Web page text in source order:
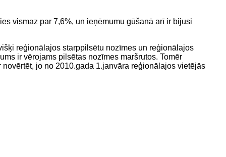
vismaz par 7,6%, un ieņēmumu gūšanā arī ir bijusi
reģionālajos starppilsētu nozīmes un reģionālajos
ir vērojams pilsētas nozīmes maršrutos. Tomēr
jo no 2010.gada 1.janvāra reģionālajos vietējās